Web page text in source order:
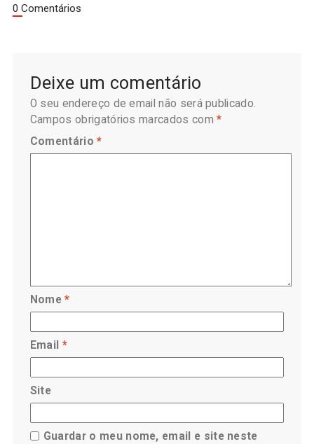
0 Comentários
Deixe um comentário
O seu endereço de email não será publicado.
Campos obrigatórios marcados com*
Comentário*
Nome*
Email *
Site
Guardar o meu nome, email e site neste